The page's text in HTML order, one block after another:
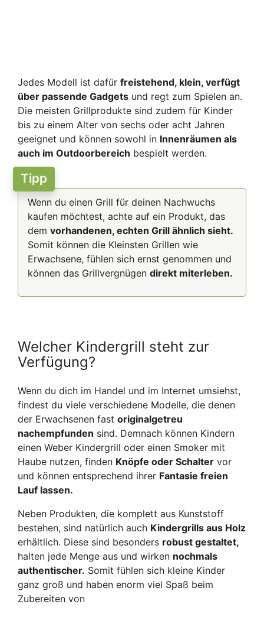
Jedes Modell ist dafür freistehend, klein, verfügt
über passende Gadgets und regt zum Spielen an.
Die meisten Grillprodukte sind zudem für Kinder
bis zu einem Alter von sechs oder acht Jahren
geeignet und können sowohl in Innenräumen als
auch im Outdoorbereich bespielt werden.
Tipp
Wenn du einen Grill für deinen Nachwuchs
kaufen möchtest, achte auf ein Produkt, das
dem vorhandenen, echten Grill ähnlich sieht.
Somit können die Kleinsten Grillen wie
Erwachsene, fühlen sich ernst genommen und
können das Grillvergnügen direkt miterleben.
Welcher Kindergrill steht zur
Verfügung?
Wenn du dich im Handel und im Internet umsiehst,
findest du viele verschiedene Modelle, die denen
der Erwachsenen fast originalgetreu
nachempfunden sind. Demnach können Kindern
einen Weber Kindergrill oder einen Smoker mit
Haube nutzen, finden Knöpfe oder Schalter vor
und können entsprechend ihrer Fantasie freien
Lauf lassen.
Neben Produkten, die komplett aus Kunststoff
bestehen, sind natürlich auch Kindergrills aus Holz
erhältlich. Diese sind besonders robust gestaltet,
halten jede Menge aus und wirken nochmals
authentischer. Somit fühlen sich kleine Kinder
ganz groß und haben enorm viel Spaß beim
Zubereiten von